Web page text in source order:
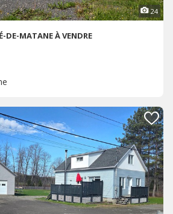
24
DE-MATANE À VENDRE